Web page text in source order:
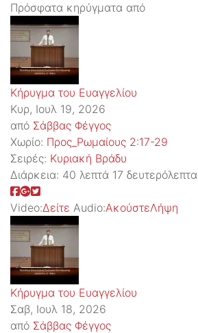
Πρόσφατα κηρύγματα από
Κήρυγμα του Ευαγγελίου
Κυρ, Ιουλ 19, 2026
από Σάββας Φέγγος
Χωρίο: Προς_Ρωμαίους 2:17-29
Σειρές: Kυριακή Βράδυ
Διάρκεια: 40 λεπτά 17 δευτερόλεπτα
Video:Δείτε Audio:ΑκούστεΛήψη
Κήρυγμα του Ευαγγελίου
Σαβ, Ιουλ 18, 2026
από Σάββας Φέγγος